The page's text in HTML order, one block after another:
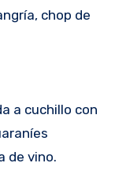
chop de
a cuchillo con
de vino.